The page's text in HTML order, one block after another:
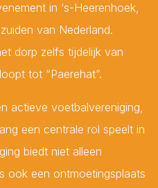
in ‘s-Heerenhoek,
van Nederland.
dorp zelfs tijdelijk van
tot “Paerehat”.
actieve voetbalvereniging,
een centrale rol speelt in
biedt niet alleen
ook een ontmoetingsplaats